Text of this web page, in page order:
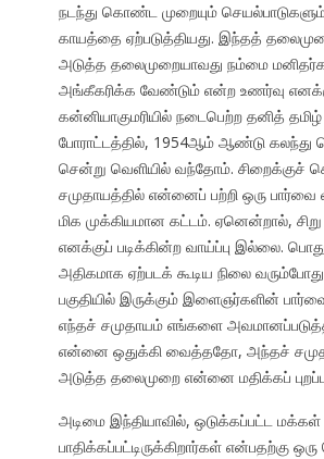
நடந்து கொண்ட முறையும்
காயத்தை ஏற்படுத்தியது. இந்தத்
அடுத்த தலைமுறையாவது நம்மை
அங்கீகரிக்க வேண்டும் என்ற உணர்வு
கன்னியாகுமரியில் நடைபெற்ற தனித் தமிழ்
போராட்டத்தில், 1954ஆம் ஆண்டு கலந்து
சென்று வெளியில் வந்தோம். சிறைக்குச்
சமுதாயத்தில் என்னைப் பற்றி ஒரு பார்வை
மிக முக்கியமான கட்டம். ஏனென்றால்,
எனக்குப் படிக்கின்ற வாய்ப்பு இல்லை.
அதிகமாக ஏற்படக் கூடிய நிலை
பகுதியில் இருக்கும் இளைஞர்களின் பார்வை
எந்தச் சமுதாயம் எங்களை
என்னை ஒதுக்கி வைத்ததோ, அந்தச்
அடுத்த தலைமுறை என்னை மதிக்கப்
அடிமை இந்தியாவில், ஒடுக்கப்பட்ட மக்கள்
பாதிக்கப்பட்டிருக்கிறார்கள் என்பதற்கு